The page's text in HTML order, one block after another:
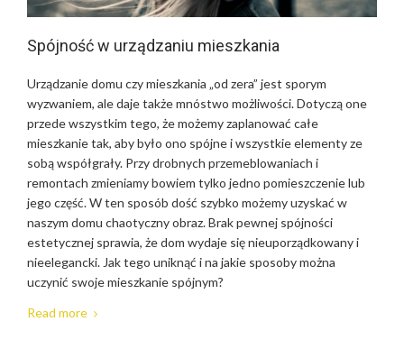
Spójność w urządzaniu mieszkania
Urządzanie domu czy mieszkania „od zera” jest sporym
wyzwaniem, ale daje także mnóstwo możliwości. Dotyczą one
przede wszystkim tego, że możemy zaplanować całe
mieszkanie tak, aby było ono spójne i wszystkie elementy ze
sobą współgrały. Przy drobnych przemeblowaniach i
remontach zmieniamy bowiem tylko jedno pomieszczenie lub
jego część. W ten sposób dość szybko możemy uzyskać w
naszym domu chaotyczny obraz. Brak pewnej spójności
estetycznej sprawia, że dom wydaje się nieuporządkowany i
nieelegancki. Jak tego uniknąć i na jakie sposoby można
uczynić swoje mieszkanie spójnym?
Read more